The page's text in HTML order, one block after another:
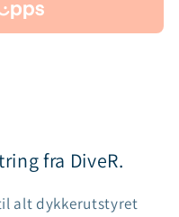
fra DiveR.
alt dykkerutstyret